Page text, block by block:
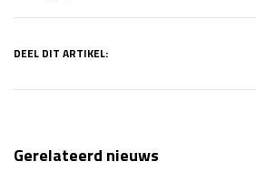
DEEL DIT ARTIKEL:
Gerelateerd nieuws